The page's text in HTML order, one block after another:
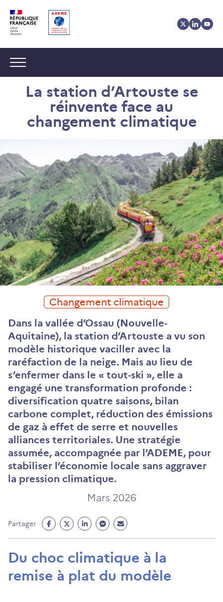
au
contenu
au
menu
des
cookies
Navigation :
La station d’Artouste se
réinvente face au
changement climatique
Changement climatique
Dans la vallée d’Ossau (Nouvelle-
Aquitaine), la station d’Artouste a vu son
modèle historique vaciller avec la
raréfaction de la neige. Mais au lieu de
s’enfermer dans le « tout-ski », elle a
engagé une transformation profonde :
diversification quatre saisons, bilan
carbone complet, réduction des émissions
de gaz à effet de serre et nouvelles
alliances territoriales. Une stratégie
assumée, accompagnée par l’ADEME, pour
stabiliser l’économie locale sans aggraver
la pression climatique.
Mars 2026
Partager
Partage
Facebook
un
nouvel
onglet)
Partage
Twitter
un
nouvel
onglet)
Partage
Linkedin
un
nouvel
Partage
Messenger
un
nouvel
Partage
Mail
un
nouvel
Du choc climatique à la
remise à plat du modèle